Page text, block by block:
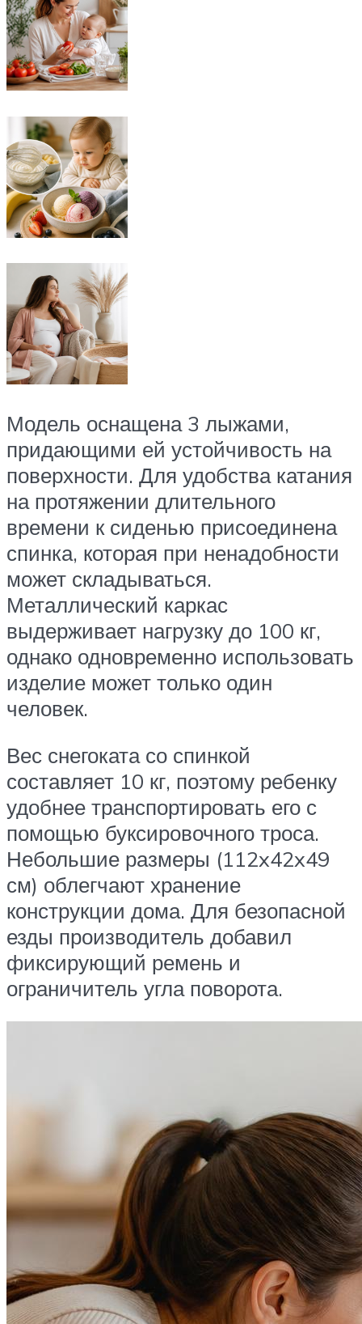
Модель оснащена 3 лыжами,
придающими ей устойчивость на
поверхности. Для удобства катания
на протяжении длительного
времени к сиденью присоединена
спинка, которая при ненадобности
может складываться.
Металлический каркас
выдерживает нагрузку до 100 кг,
однако одновременно использовать
изделие может только один
человек.
Вес снегоката со спинкой
составляет 10 кг, поэтому ребенку
удобнее транспортировать его с
помощью буксировочного троса.
Небольшие размеры (112x42x49
см) облегчают хранение
конструкции дома. Для безопасной
езды производитель добавил
фиксирующий ремень и
ограничитель угла поворота.